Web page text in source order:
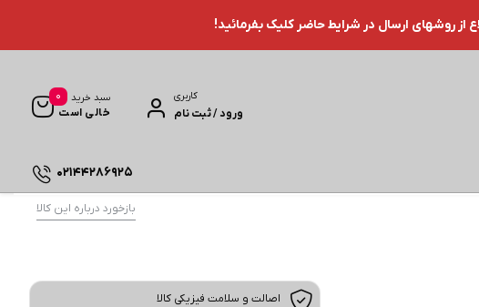
از روشهای ارسال در شرایط حاضر کلیک بفرمائید!
کاربری
ورود / ثبت نام
سبد خرید
خالی است
0
02144286925
بازخورد درباره این کالا
اصالت و سلامت فیزیکی کالا